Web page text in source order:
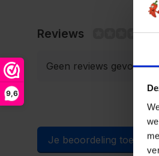
9,6
Reviews
Geen reviews gevonden
Je beoordeling